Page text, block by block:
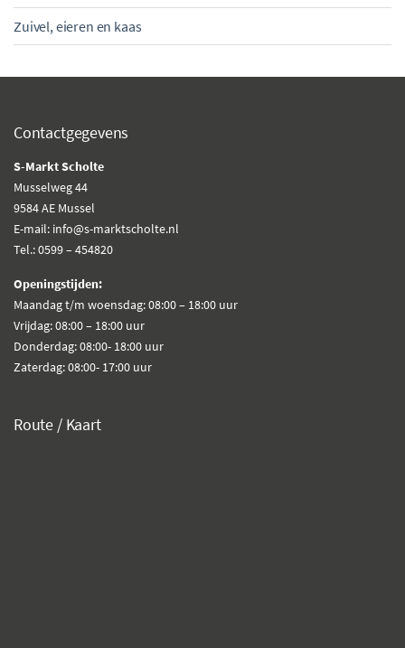
Zuivel, eieren en kaas
Contactgegevens
S-Markt Scholte
Musselweg 44
9584 AE Mussel
E-mail: info@s-marktscholte.nl
Tel.: 0599 – 454820
Openingstijden:
Maandag t/m woensdag: 08:00 – 18:00 uur
Vrijdag: 08:00 – 18:00 uur
Donderdag: 08:00- 18:00 uur
Zaterdag: 08:00- 17:00 uur
Route / Kaart